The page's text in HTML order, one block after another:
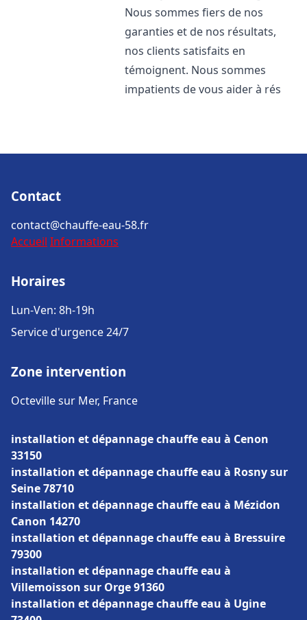
Nous sommes fiers de nos
garanties et de nos résultats,
nos clients satisfaits en
témoignent. Nous sommes
impatients de vous aider à rés
Contact
contact@chauffe-eau-58.fr
Accueil Informations
Horaires
Lun-Ven: 8h-19h
Service d'urgence 24/7
Zone intervention
Octeville sur Mer, France
installation et dépannage chauffe eau à Cenon
33150
installation et dépannage chauffe eau à Rosny sur
Seine 78710
installation et dépannage chauffe eau à Mézidon
Canon 14270
installation et dépannage chauffe eau à Bressuire
79300
installation et dépannage chauffe eau à
Villemoisson sur Orge 91360
installation et dépannage chauffe eau à Ugine